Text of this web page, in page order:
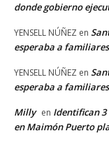
donde gobierno
YENSELL NÚÑEZ en
esperaba a
YENSELL NÚÑEZ en
esperaba a
Milly en Identifican 3
en Maimón Puerto